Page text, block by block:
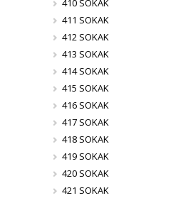
410 SOKAK
411 SOKAK
412 SOKAK
413 SOKAK
414 SOKAK
415 SOKAK
416 SOKAK
417 SOKAK
418 SOKAK
419 SOKAK
420 SOKAK
421 SOKAK